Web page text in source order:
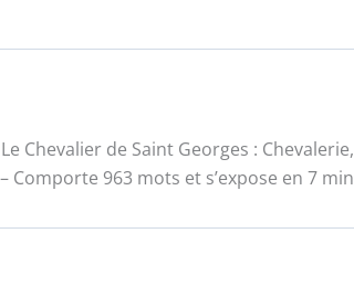
Chevalier de Saint Georges :
Comporte 963 mots et s’expose en 7